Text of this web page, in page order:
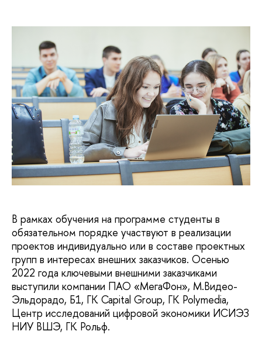
В рамках обучения на программе студенты в
обязательном порядке участвуют в реализации
проектов индивидуально или в составе проектных
групп в интересах внешних заказчиков. Осенью
2022 года ключевыми внешними заказчиками
выступили компании ПАО «МегаФон», М.Видео-
Эльдорадо, Б1, ГК Capital Group, ГК Polymedia,
Центр исследований цифровой экономики ИСИЭЗ
НИУ ВШЭ, ГК Рольф.